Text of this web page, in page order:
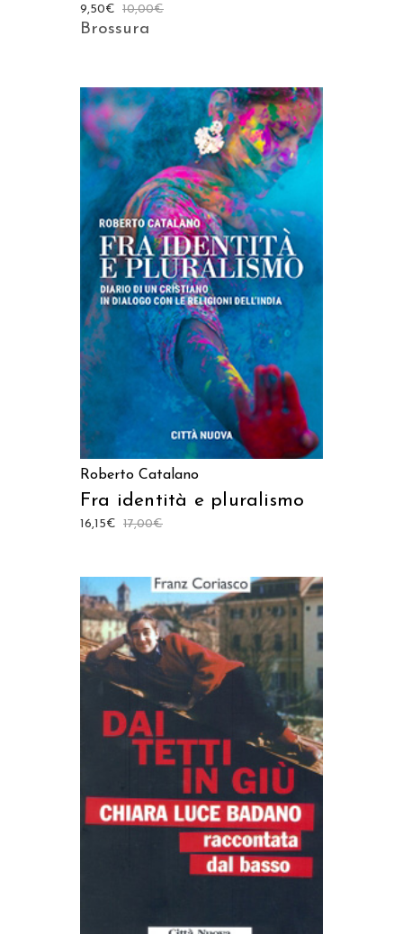
10,00€
9,50€
Brossura
AGGIUNGI AL CARRELLO
Roberto Catalano
Fra identità e pluralismo
17,00€
16,15€
AGGIUNGI AL CARRELLO